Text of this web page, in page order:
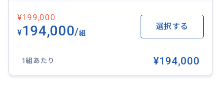
手配をご希望の場合は追加料金が掛かりますがお引き
受け可能でございますのでお申しつけ下さい。
ご乗車日当日、運転手が車輛を駐車場に止め各観光地
¥199,000
¥194,000/組
選択する
1組あたり ¥194,000